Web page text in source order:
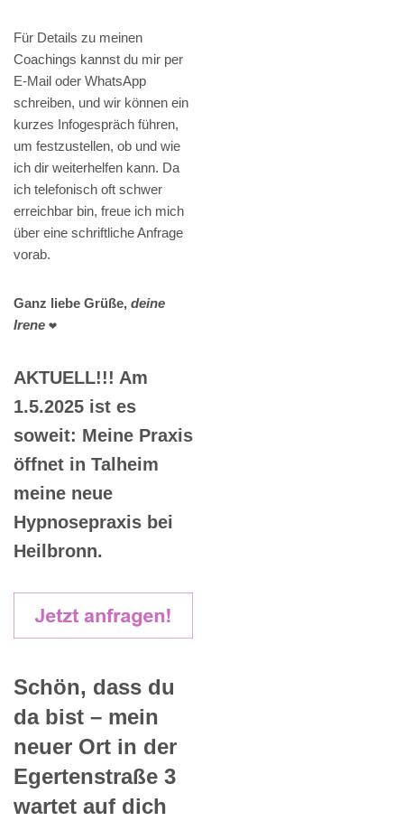
Für Details zu meinen
Coachings kannst du mir per
E-Mail oder WhatsApp
schreiben, und wir können ein
kurzes Infogespräch führen,
um festzustellen, ob und wie
ich dir weiterhelfen kann. Da
ich telefonisch oft schwer
erreichbar bin, freue ich mich
über eine schriftliche Anfrage
vorab.
Ganz liebe Grüße, deine
Irene ❤️
AKTUELL!!! Am
1.5.2025 ist es
soweit: Meine Praxis
öffnet in Talheim
meine neue
Hypnosepraxis bei
Heilbronn.
Schön, dass du
da bist – mein
neuer Ort in der
Egertenstraße 3
wartet auf dich